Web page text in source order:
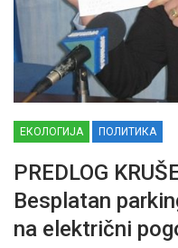
ЕКОЛОГИЈА ПОЛИТИКА
PREDLOG
Besplatan
na električni